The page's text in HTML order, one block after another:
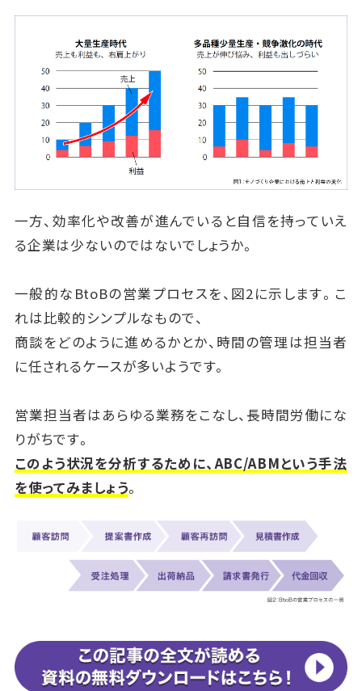
一方、効率化や改善が進んでいると自信を持っていえ
る企業は少ないのではないでしょうか。
一般的なBtoBの営業プロセスを、図2に示します。こ
れは比較的シンプルなもので、
商談をどのように進めるかとか、時間の管理は担当者
に任されるケースが多いようです。
営業担当者はあらゆる業務をこなし、長時間労働にな
りがちです。
このよう状況を分析するために、ABC/ABMという手法
を使ってみましょう。